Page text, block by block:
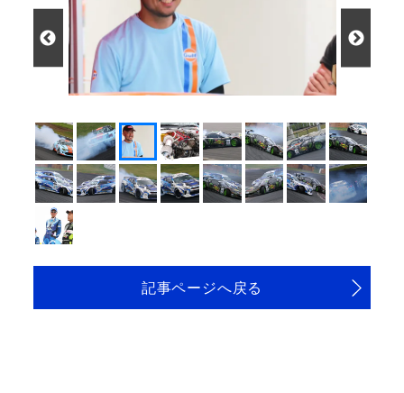
記事ページへ戻る